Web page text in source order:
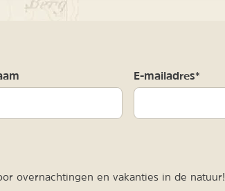
E-mailadres*
overnachtingen en vakanties in de natuur!